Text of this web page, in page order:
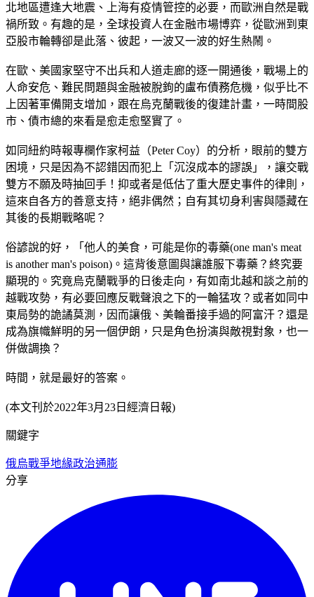
北地區遭逢大地震、上海有疫情管控的必要，而歐洲自然是戰
禍所致。有趣的是，全球投資人在金融市場博弈，從歐洲到東
亞股市輪轉卻是此落、彼起，一波又一波的好生熱鬧。
在歐、美國家堅守不出兵和人道走廊的逐一開通後，戰場上的
人命安危、難民問題與金融被脫鉤的盧布債務危機，似乎比不
上因著軍備開支增加，跟在烏克蘭戰後的復建計畫，一時間股
市、債市總的來看是愈走愈堅實了。
如同紐約時報專欄作家柯益（Peter Coy）的分析，眼前的雙方
困境，只是因為不認錯因而犯上「沉沒成本的謬誤」，讓交戰
雙方不願及時抽回手！抑或者是低估了重大歷史事件的律則，
這來自各方的善意支持，絕非偶然；自有其切身利害與隱藏在
其後的長期戰略呢？
俗諺說的好，「他人的美食，可能是你的毒藥(one man's meat
is another man's poison)。這背後意圖與讓誰服下毒藥？終究要
顯現的。究竟烏克蘭戰爭的日後走向，有如南北越和談之前的
越戰攻勢，有必要回應反戰聲浪之下的一輪猛攻？或者如同中
東局勢的詭譎莫測，因而讓俄、美輪番接手過的阿富汗？還是
成為旗幟鮮明的另一個伊朗，只是角色扮演與敵視對象，也一
併做調換？
時間，就是最好的答案。
(本文刊於2022年3月23日經濟日報)
關鍵字
俄烏戰爭地緣政治通膨
分享